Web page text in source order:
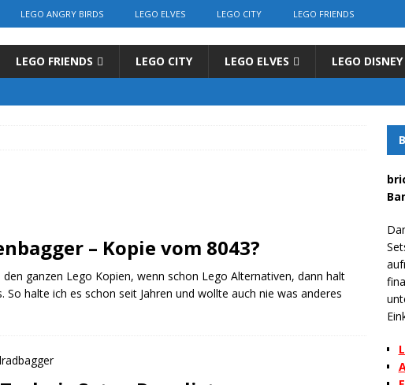
LEGO ANGRY BIRDS LEGO ELVES LEGO CITY LEGO FRIENDS
LEGO FRIENDS LEGO CITY LEGO ELVES LEGO DISNEY
– Kopie vom 8043?
ganzen Lego Kopien, wenn schon Lego Alternativen, dann halt
So halte ich es schon seit Jahren und wollte auch nie was anderes